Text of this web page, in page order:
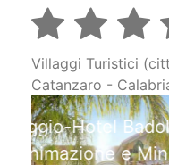
Villaggi Turistici
Catanzaro -
Hotel